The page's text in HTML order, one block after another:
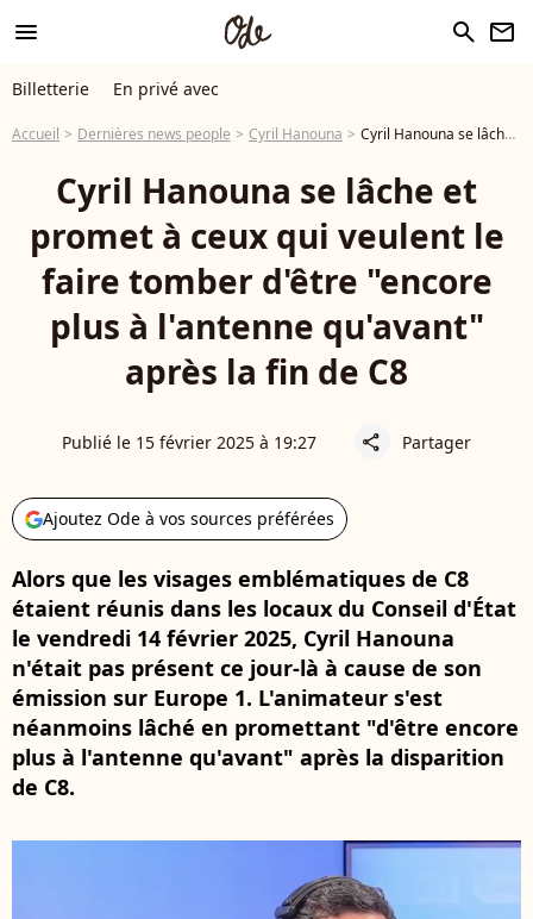
menu search newsletter
Billetterie En privé avec
Accueil Dernières news people Cyril Hanouna Cyril Hanouna se lâche et promet à ceux qui veulent le faire tomber d'être "encore plus à l'antenne qu'avant" après la fin de C8
Cyril Hanouna se lâche et
promet à ceux qui veulent le
faire tomber d'être "encore
plus à l'antenne qu'avant"
après la fin de C8
Publié le 15 février 2025 à 19:27 share Partager
Ajoutez Ode à vos sources préférées
Alors que les visages emblématiques de C8
étaient réunis dans les locaux du Conseil d'État
le vendredi 14 février 2025, Cyril Hanouna
n'était pas présent ce jour-là à cause de son
émission sur Europe 1. L'animateur s'est
néanmoins lâché en promettant "d'être encore
plus à l'antenne qu'avant" après la disparition
de C8.